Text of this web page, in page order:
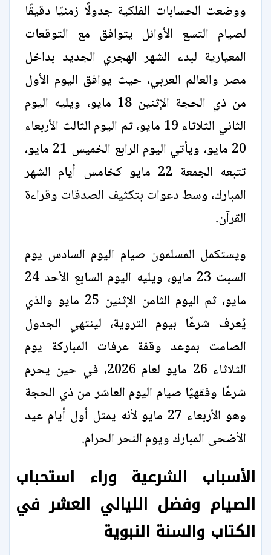
ووضعت الحسابات الفلكية جدولًا زمنيًا دقيقًا
لصيام التسع الأوائل يتوافق مع التوقعات
المعيارية لبدء الشهر الهجري الجديد بداخل
مصر والعالم العربي، حيث يوافق اليوم الأول
من ذي الحجة الإثنين 18 مايو، ويليه اليوم
الثاني الثلاثاء 19 مايو، ثم اليوم الثالث الأربعاء
20 مايو، ويأتي اليوم الرابع الخميس 21 مايو،
تتبعه الجمعة 22 مايو كخامس أيام الشهر
المبارك، وسط دعوات بتكثيف الصدقات وقراءة
القرآن.
ويستكمل المسلمون صيام اليوم السادس يوم
السبت 23 مايو، ويليه اليوم السابع الأحد 24
مايو، ثم اليوم الثامن الإثنين 25 مايو والذي
يُعرف شرعًا بيوم التروية، لينتهي الجدول
الصامت بموعد وقفة عرفات المباركة يوم
الثلاثاء 26 مايو لعام 2026، في حين يحرم
شرعًا وفقهيًا صيام اليوم العاشر من ذي الحجة
وهو الأربعاء 27 مايو لأنه يمثل أول أيام عيد
الأضحى المبارك ويوم النحر الحرام.
الأسباب الشرعية وراء استحباب
الصيام وفضل الليالي العشر في
الكتاب والسنة النبوية